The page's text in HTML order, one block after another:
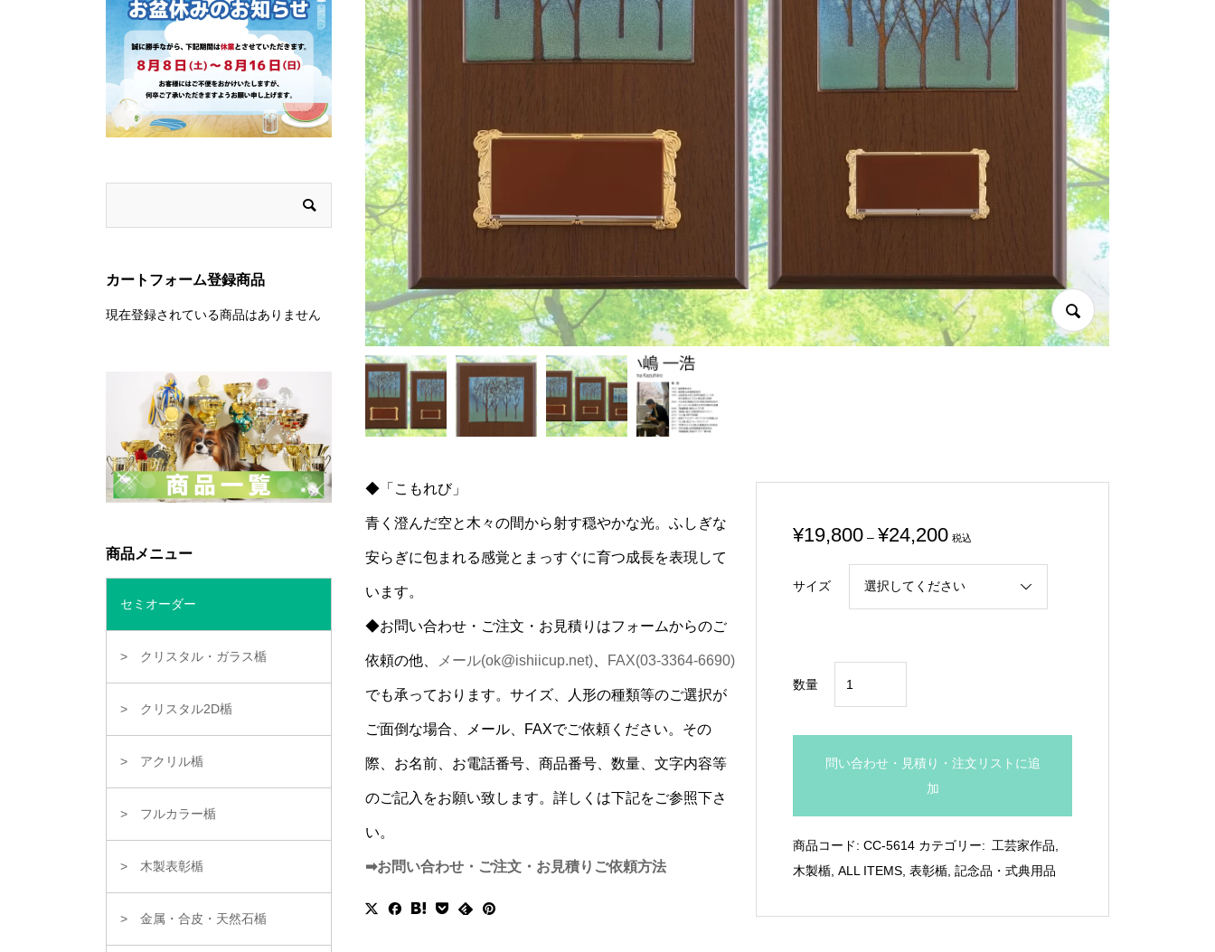
◆「こもれび」
青く澄んだ空と木々の間から射す穏やかな光。ふしぎな
安らぎに包まれる感覚とまっすぐに育つ成長を表現して
います。
◆お問い合わせ・ご注文・お見積りはフォームからのご
依頼の他、 メール(ok@ishiicup.net) FAX(03-3364-6690)
でも承っております。サイズ、人形の種類等のご選択が
ご面倒な場合、メール、FAXでご依頼ください。その
際、お名前、お電話番号、商品番号、数量、文字内容等
のご記入をお願い致します。詳しくは下記をご参照下さ
い。
➡お問い合わせ・ご注文・お見積りご依頼方法
¥19,800 – ¥24,200 税込
サイズ
数量
も
れ
問い合わせ・見積り・注文リストに追
加
商品コード:CC-5614 カテゴリー: 工芸家作品,
木製楯,ALL ITEMS,表彰楯,記念品・式典用品
カートフォーム登録商品
現在登録されている商品はありません
商品メニュー
セミオーダー
クリスタル・ガラス楯
クリスタル2D楯
アクリル楯
フルカラー楯
木製表彰楯
金属・合皮・天然石楯